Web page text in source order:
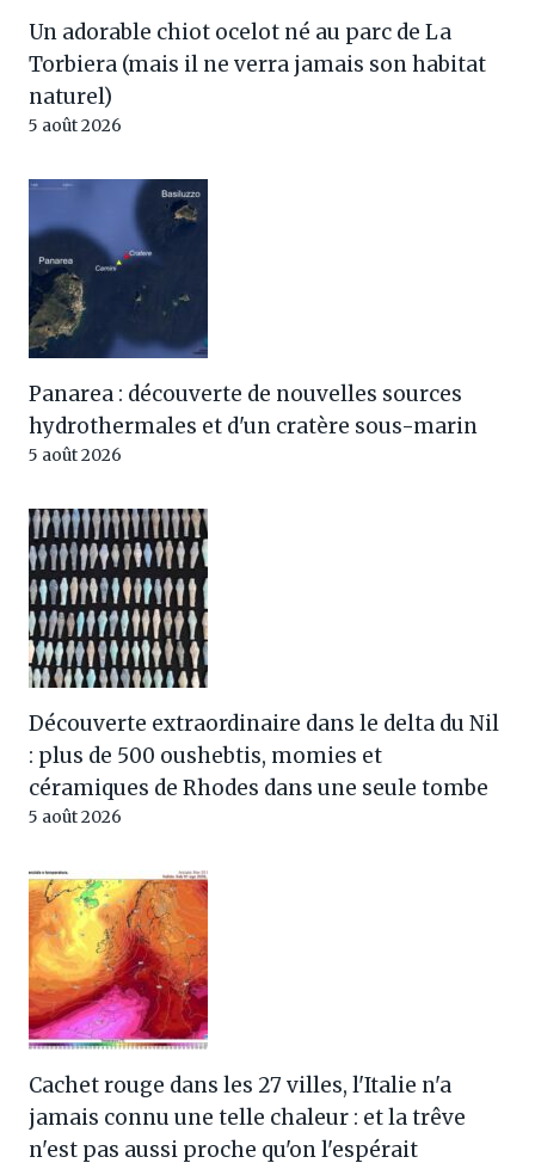
Un adorable chiot ocelot né au parc de La
Torbiera (mais il ne verra jamais son habitat
naturel)
5 août 2026
Panarea : découverte de nouvelles sources
hydrothermales et d'un cratère sous-marin
5 août 2026
Découverte extraordinaire dans le delta du Nil
: plus de 500 oushebtis, momies et
céramiques de Rhodes dans une seule tombe
5 août 2026
Cachet rouge dans les 27 villes, l'Italie n'a
jamais connu une telle chaleur : et la trêve
n'est pas aussi proche qu'on l'espérait